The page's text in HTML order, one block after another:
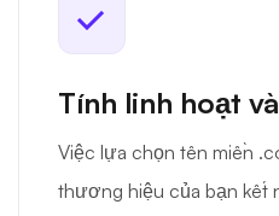
Tính linh hoạt
Việc lựa chọn tên miền
thương hiệu của bạn kết